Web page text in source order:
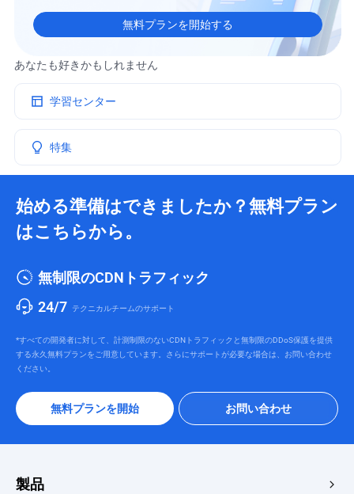
無料プランを開始する
あなたも好きかもしれません
学習センター
特集
始める準備はできましたか？無料プラン
はこちらから。
無制限のCDNトラフィック
24/7
テクニカルチームのサポート
*すべての開発者に対して、計測制限のないCDNトラフィックと無制限のDDoS保護を提供
する永久無料プランをご用意しています。さらにサポートが必要な場合は、お問い合わせ
ください。
無料プランを開始 お問い合わせ
製品